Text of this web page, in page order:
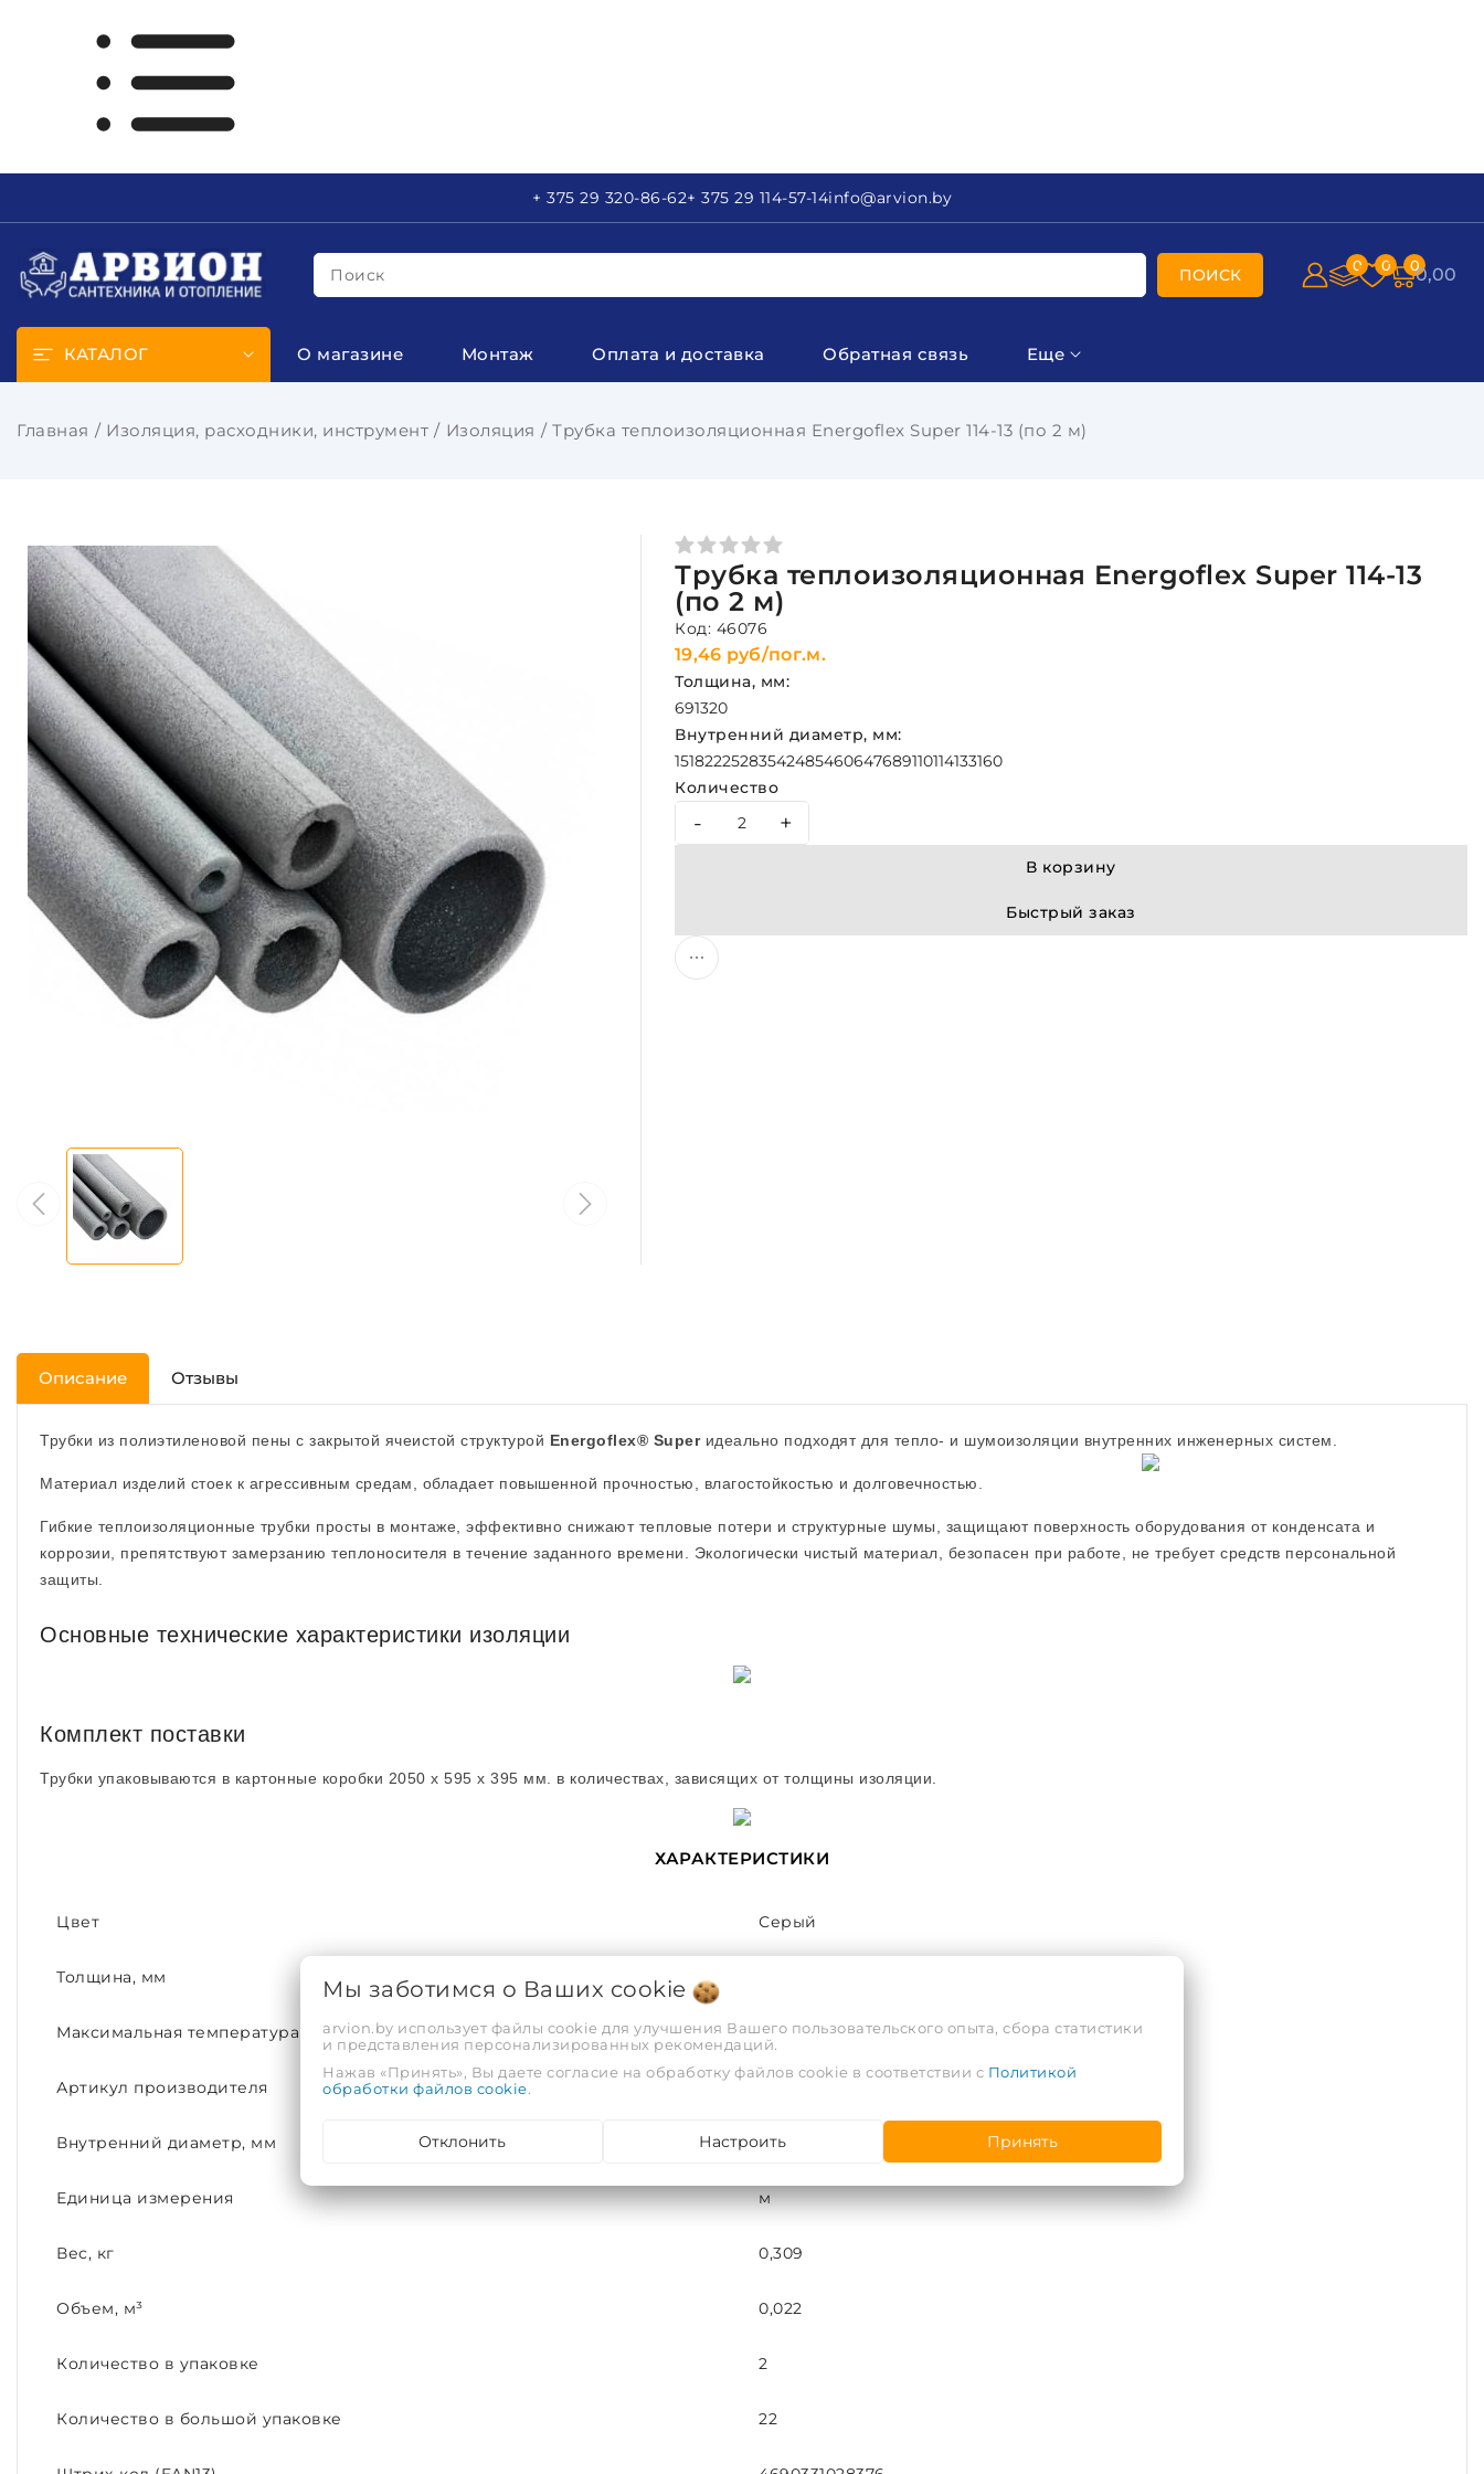
+ 375 29 320-86-62+ 375 29 114-57-14info@arvion.by
Поиск ПОИСК 0 0 00,00
КАТАЛОГ О магазине Монтаж Оплата и доставка Обратная связь Еще
Главная Изоляция, расходники, инструмент Изоляция Трубка теплоизоляционная Energoflex Super 114-13 (по 2 м)
Трубка теплоизоляционная Energoflex Super 114-13
(по 2 м)
Код: 46076
19,46 руб/пог.м.
Толщина, мм:
691320
Внутренний диаметр, мм:
15182225283542485460647689110114133160
Количество
- +
В корзину
Быстрый заказ
Описание Отзывы
Трубки из полиэтиленовой пены с закрытой ячеистой структурой Energoflex® Superидеально подходят для тепло- и шумоизоляции внутренних инженерных систем.
Материал изделий стоек к агрессивным средам, обладает повышенной прочностью, влагостойкостью и долговечностью.
Гибкие теплоизоляционные трубки просты в монтаже, эффективно снижают тепловые потери и структурные шумы, защищают поверхность оборудования от конденсата и
коррозии, препятствуют замерзанию теплоносителя в течение заданного времени. Экологически чистый материал, безопасен при работе, не требует средств персональной
защиты.
Основные технические характеристики изоляции
Комплект поставки
Трубки упаковываются в картонные коробки 2050 x 595 x 395 мм. в количествах, зависящих от толщины изоляции.
ХАРАКТЕРИСТИКИ
Цвет Серый
Толщина, мм
Максимальная температура рабочей среды, С° 95
Артикул производителя
Внутренний диаметр, мм 114
Единица измерения м
Вес, кг 0,309
Объем, м³ 0,022
Количество в упаковке 2
Количество в большой упаковке 22
Мы заботимся о Ваших cookie
arvion.by использует файлы cookie для улучшения Вашего пользовательского опыта, сбора статистики
и представления персонализированных рекомендаций.
Нажав «Принять», Вы даете согласие на обработку файлов cookie в соответствии с Политикой
обработки файлов cookie.
Отклонить Настроить Принять